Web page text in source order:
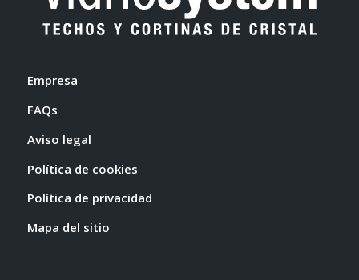
Empresa
FAQs
Aviso legal
Política de cookies
Política de privacidad
Mapa del sitio